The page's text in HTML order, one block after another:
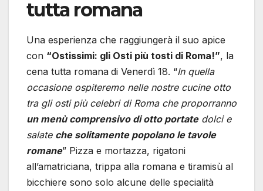
tutta romana
Una esperienza che raggiungerà il suo apice
con “Ostissimi: gli Osti più tosti di Roma!”, la
cena tutta romana di Venerdì 18. “In quella
occasione ospiteremo nelle nostre cucine otto
tra gli osti più celebri di Roma che proporranno
un menù comprensivo di otto portatedolci e
salate che solitamente popolano le tavole
romane” Pizza e mortazza, rigatoni
all’amatriciana, trippa alla romana e tiramisù al
bicchiere sono solo alcune delle specialità